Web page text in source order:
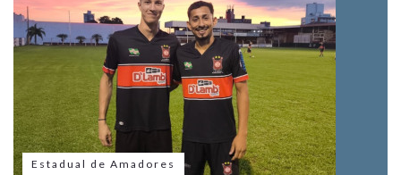
Estadual de Amadores